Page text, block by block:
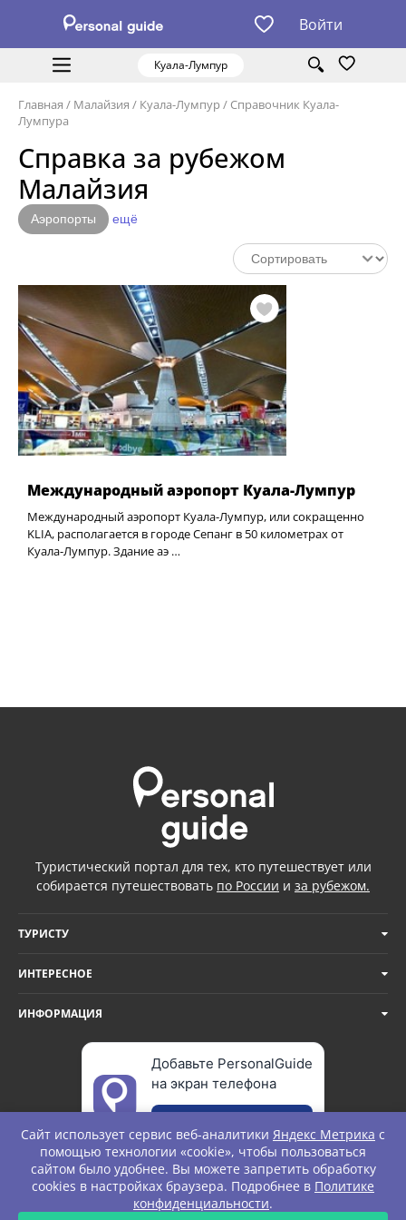
Войти
Куала-Лумпур
Главная / Малайзия / Куала-Лумпур/ Справочник Куала-
Лумпура
Справка за рубежом
Малайзия
Аэропорты ещё
Международный аэропорт Куала-Лумпур
Международный аэропорт Куала-Лумпур, или сокращенно
KLIA, располагается в городе Сепанг в 50 километрах от
Куала-Лумпур. Здание аэ …
Туристический портал для тех, кто путешествует или
собирается путешествовать по России и за рубежом.
ТУРИСТУ
ИНТЕРЕСНОЕ
ИНФОРМАЦИЯ
Добавьте PersonalGuide
на экран телефона
© Personal Guide. All rights Reserved.
Сайт использует сервис веб-аналитики Яндекс Метрика с
помощью технологии «cookie», чтобы пользоваться
сайтом было удобнее. Вы можете запретить обработку
cookies в настройках браузера. Подробнее в Политике
конфиденциальности.
ЗАПРОС